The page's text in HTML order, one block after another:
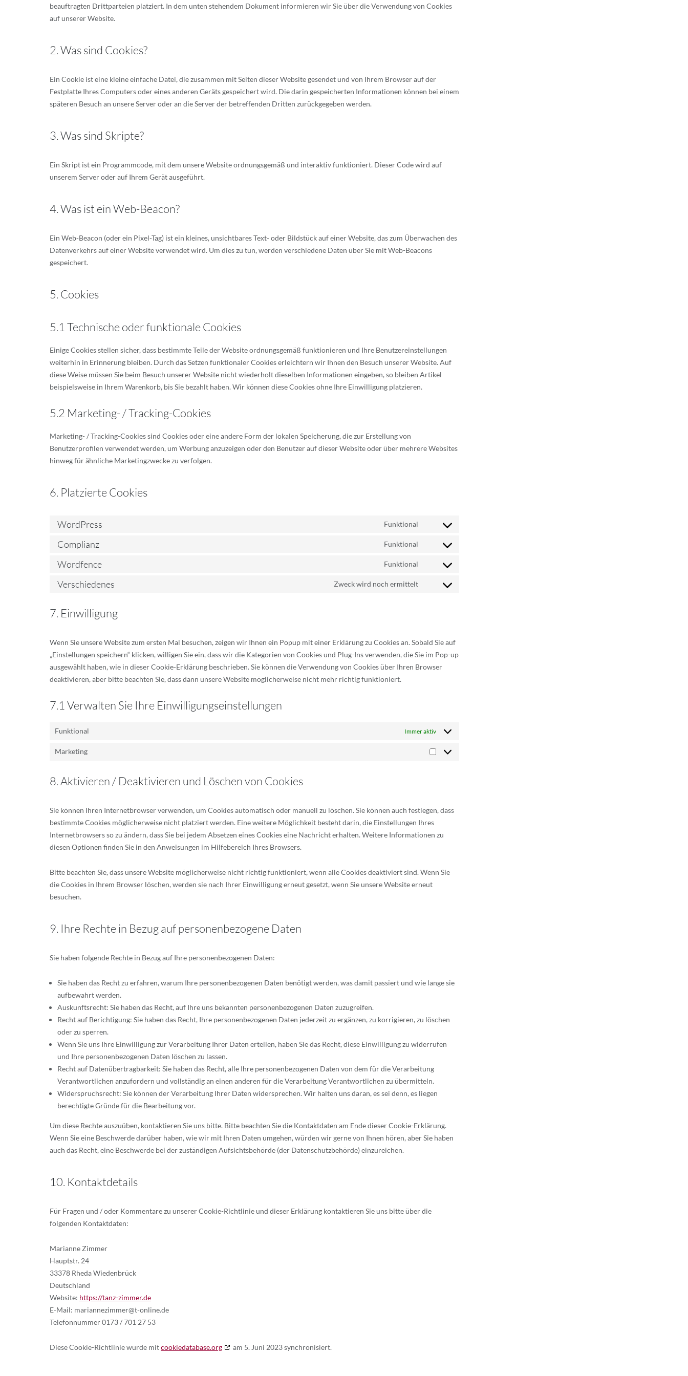
beauftragten Drittparteien platziert. In dem unten stehendem Dokument informieren wir Sie über die Verwendung von Cookies
auf unserer Website.
2. Was sind Cookies?
Ein Cookie ist eine kleine einfache Datei, die zusammen mit Seiten dieser Website gesendet und von Ihrem Browser auf der
Festplatte Ihres Computers oder eines anderen Geräts gespeichert wird. Die darin gespeicherten Informationen können bei einem
späteren Besuch an unsere Server oder an die Server der betreffenden Dritten zurückgegeben werden.
3. Was sind Skripte?
Ein Skript ist ein Programmcode, mit dem unsere Website ordnungsgemäß und interaktiv funktioniert. Dieser Code wird auf
unserem Server oder auf Ihrem Gerät ausgeführt.
4. Was ist ein Web-Beacon?
Ein Web-Beacon (oder ein Pixel-Tag) ist ein kleines, unsichtbares Text- oder Bildstück auf einer Website, das zum Überwachen des
Datenverkehrs auf einer Website verwendet wird. Um dies zu tun, werden verschiedene Daten über Sie mit Web-Beacons
gespeichert.
5. Cookies
5.1 Technische oder funktionale Cookies
Einige Cookies stellen sicher, dass bestimmte Teile der Website ordnungsgemäß funktionieren und Ihre Benutzereinstellungen
weiterhin in Erinnerung bleiben. Durch das Setzen funktionaler Cookies erleichtern wir Ihnen den Besuch unserer Website. Auf
diese Weise müssen Sie beim Besuch unserer Website nicht wiederholt dieselben Informationen eingeben, so bleiben Artikel
beispielsweise in Ihrem Warenkorb, bis Sie bezahlt haben. Wir können diese Cookies ohne Ihre Einwilligung platzieren.
5.2 Marketing- / Tracking-Cookies
Marketing- / Tracking-Cookies sind Cookies oder eine andere Form der lokalen Speicherung, die zur Erstellung von
Benutzerprofilen verwendet werden, um Werbung anzuzeigen oder den Benutzer auf dieser Website oder über mehrere Websites
hinweg für ähnliche Marketingzwecke zu verfolgen.
6. Platzierte Cookies
WordPress Funktional
Consent
wordpress
Complianz Funktional
Consent
complianz
Wordfence Funktional
Consent
Verschiedenes Zweck wird noch ermittelt
Consent
7. Einwilligung
Wenn Sie unsere Website zum ersten Mal besuchen, zeigen wir Ihnen ein Popup mit einer Erklärung zu Cookies an. Sobald Sie auf
„Einstellungen speichern“ klicken, willigen Sie ein, dass wir die Kategorien von Cookies und Plug-Ins verwenden, die Sie im Pop-up
ausgewählt haben, wie in dieser Cookie-Erklärung beschrieben. Sie können die Verwendung von Cookies über Ihren Browser
deaktivieren, aber bitte beachten Sie, dass dann unsere Website möglicherweise nicht mehr richtig funktioniert.
7.1 Verwalten Sie Ihre Einwilligungseinstellungen
Funktional Immer aktiv
Marketing
Marketing
8. Aktivieren / Deaktivieren und Löschen von Cookies
Sie können Ihren Internetbrowser verwenden, um Cookies automatisch oder manuell zu löschen. Sie können auch festlegen, dass
bestimmte Cookies möglicherweise nicht platziert werden. Eine weitere Möglichkeit besteht darin, die Einstellungen Ihres
Internetbrowsers so zu ändern, dass Sie bei jedem Absetzen eines Cookies eine Nachricht erhalten. Weitere Informationen zu
diesen Optionen finden Sie in den Anweisungen im Hilfebereich Ihres Browsers.
Bitte beachten Sie, dass unsere Website möglicherweise nicht richtig funktioniert, wenn alle Cookies deaktiviert sind. Wenn Sie
die Cookies in Ihrem Browser löschen, werden sie nach Ihrer Einwilligung erneut gesetzt, wenn Sie unsere Website erneut
besuchen.
9. Ihre Rechte in Bezug auf personenbezogene Daten
Sie haben folgende Rechte in Bezug auf Ihre personenbezogenen Daten:
Sie haben das Recht zu erfahren, warum Ihre personenbezogenen Daten benötigt werden, was damit passiert und wie lange sie
aufbewahrt werden.
Auskunftsrecht: Sie haben das Recht, auf Ihre uns bekannten personenbezogenen Daten zuzugreifen.
Recht auf Berichtigung: Sie haben das Recht, Ihre personenbezogenen Daten jederzeit zu ergänzen, zu korrigieren, zu löschen
oder zu sperren.
Wenn Sie uns Ihre Einwilligung zur Verarbeitung Ihrer Daten erteilen, haben Sie das Recht, diese Einwilligung zu widerrufen
und Ihre personenbezogenen Daten löschen zu lassen.
Recht auf Datenübertragbarkeit: Sie haben das Recht, alle Ihre personenbezogenen Daten von dem für die Verarbeitung
Verantwortlichen anzufordern und vollständig an einen anderen für die Verarbeitung Verantwortlichen zu übermitteln.
Widerspruchsrecht: Sie können der Verarbeitung Ihrer Daten widersprechen. Wir halten uns daran, es sei denn, es liegen
berechtigte Gründe für die Bearbeitung vor.
Um diese Rechte auszuüben, kontaktieren Sie uns bitte. Bitte beachten Sie die Kontaktdaten am Ende dieser Cookie-Erklärung.
Wenn Sie eine Beschwerde darüber haben, wie wir mit Ihren Daten umgehen, würden wir gerne von Ihnen hören, aber Sie haben
auch das Recht, eine Beschwerde bei der zuständigen Aufsichtsbehörde (der Datenschutzbehörde) einzureichen.
10. Kontaktdetails
Für Fragen und / oder Kommentare zu unserer Cookie-Richtlinie und dieser Erklärung kontaktieren Sie uns bitte über die
folgenden Kontaktdaten:
Marianne Zimmer
Hauptstr. 24
33378 Rheda Wiedenbrück
Deutschland
Website: https://tanz-zimmer.de
E-Mail: mariannezimmer@t-online.de
Telefonnummer 0173 / 701 27 53
Diese Cookie-Richtlinie wurde mitcookiedatabase.org am 5. Juni 2023 synchronisiert.